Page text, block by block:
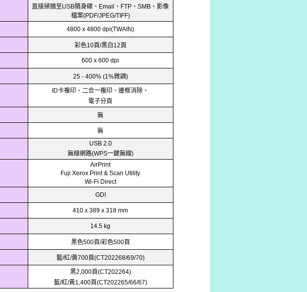
直接掃描至USB隨身碟、 Email 、 FTP 、SMB 、影像
檔案(PDF/JPEG/TIFF)
4800 x 4800 dpi(TWAIN)
彩色10頁/黑白12頁
600 x 600 dpi
25 - 400% (1%微調)
ID卡複印、二合一複印、邊框消除、
電子分頁
無
無
USB 2.0
無線網路(WPS一鍵無線)
AirPrint
Fuji Xerox Print & Scan Utility
Wi-Fi Direct
GDI
410 x 389 x 318 mm
14.5 kg
黑色500頁/彩色500頁
藍/紅/黃700頁(CT202268/69/70)
黑2,000頁(CT202264)
藍/紅/黃1,400頁(CT202265/66/67)